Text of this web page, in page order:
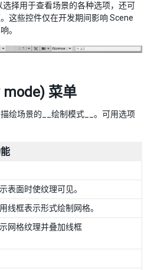
择用于查看场景的各种选项，还可
这些控件仅在开发期间影响 Scene
。
菜单
绘场景的__绘制模式__。可用选项
表面时使纹理可见。
线框表示形式绘制网格。
网格纹理并叠加线框